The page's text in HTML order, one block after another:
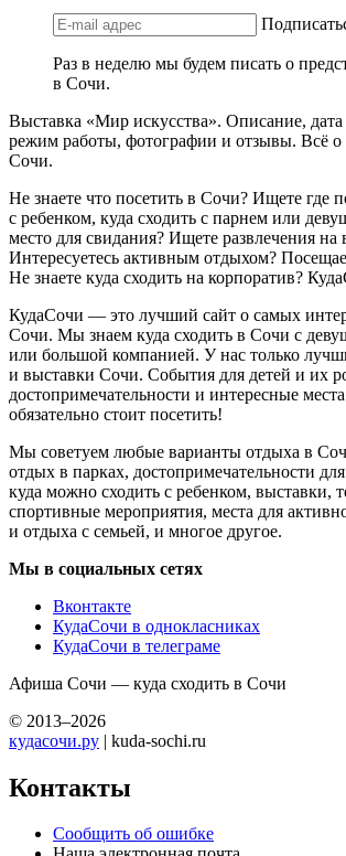
Раз в неделю мы будем писать о
в Сочи.
Выставка «Мир искусства». Описание, дата
режим работы, фотографии и отзывы. Всё о
Сочи.
Не знаете что посетить в Сочи? Ищете где
с ребенком, куда сходить с парнем или
место для свидания? Ищете развлечения на
Интересуетесь активным отдыхом?
Не знаете куда сходить на корпоратив?
КудаСочи — это лучший сайт о самых
Сочи. Мы знаем куда сходить в Сочи с
или большой компанией. У нас только
и выставки Сочи. События для детей и их
достопримечательности и интересные
обязательно стоит посетить!
Мы советуем любые варианты отдыха в
отдых в парках, достопримечательности
куда можно сходить с ребенком, выставки,
спортивные мероприятия, места для
и отдыха с семьей, и многое другое.
Мы в социальных сетях
Вконтакте
КудаСочи в однокласниках
КудаСочи в телеграме
Афиша Сочи — куда сходить в Сочи
© 2013–2026
кудасочи.ру | kuda-sochi.ru
Контакты
Сообщить об ошибке